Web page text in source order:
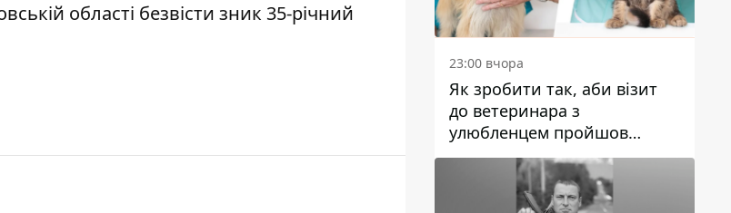
області безвісти зник 35-річний
23:00 вчора
Як зробити так, аби візит
до ветеринара з
улюбленцем пройшов
спокійно: прості поради